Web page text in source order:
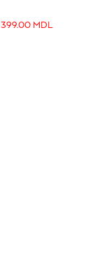
399.00 MDL